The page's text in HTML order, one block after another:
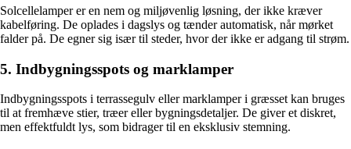
Solcellelamper er en nem og miljøvenlig løsning, der ikke kræver
kabelføring. De oplades i dagslys og tænder automatisk, når mørket
falder på. De egner sig især til steder, hvor der ikke er adgang til strøm.
5. Indbygningsspots og marklamper
Indbygningsspots i terrassegulv eller marklamper i græsset kan bruges
til at fremhæve stier, træer eller bygningsdetaljer. De giver et diskret,
men effektfuldt lys, som bidrager til en eksklusiv stemning.